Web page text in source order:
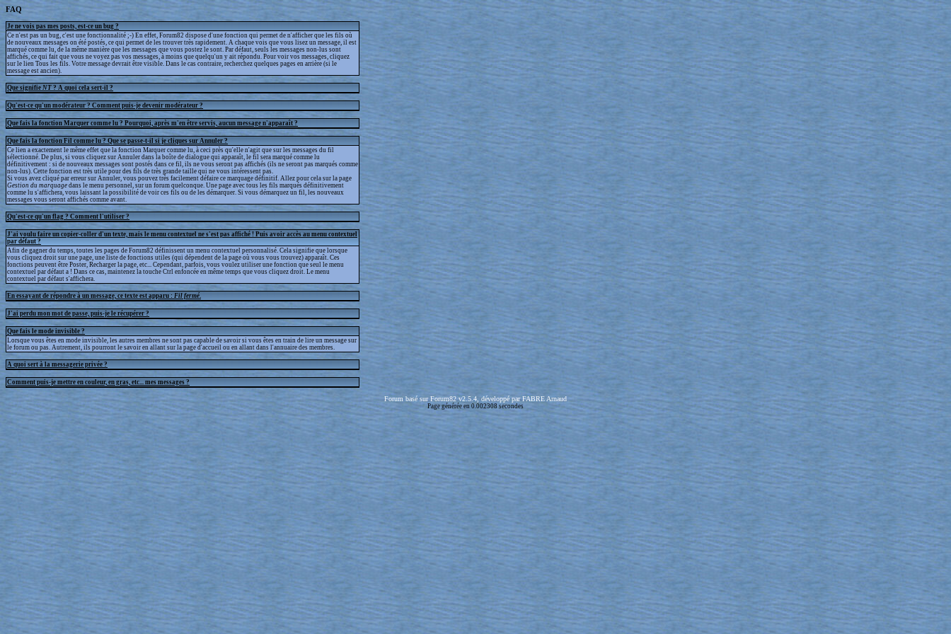
FAQ
Je ne vois pas mes posts, est-ce un bug ?
Ce n'est pas un bug, c'est une fonctionnalité ;-) En effet, Forum82 dispose d'une fonction qui permet de n'afficher que les fils où
de nouveaux messages on été postés, ce qui permet de les trouver très rapidement. A chaque vois que vous lisez un message, il est
marqué comme lu, de la même manière que les messages que vous postez le sont. Par défaut, seuls les messages non-lus sont
affichés, ce qui fait que vous ne voyez pas vos messages, à moins que quelqu'un y ait répondu. Pour voir vos messages, cliquez
sur le lien Tous les fils. Votre message devrait être visible. Dans le cas contraire, recherchez quelques pages en arrière (si le
message est ancien).
Que signifie NT ? A quoi cela sert-il ?
Qu'est-ce qu'un modérateur ? Comment puis-je devenir modérateur ?
Que fais la fonction Marquer comme lu ? Pourquoi, après m'en être servis, aucun message n'apparaît ?
Que fais la fonction Fil comme lu ? Que se passe-t-il si je cliques sur Annuler ?
Ce lien a exactement le même effet que la fonction Marquer comme lu, à ceci près qu'elle n'agit que sur les messages du fil
sélectionné. De plus, si vous cliquez sur Annuler dans la boîte de dialogue qui apparaît, le fil sera marqué comme lu
définitivement : si de nouveaux messages sont postés dans ce fil, ils ne vous seront pas affichés (ils ne seront pas marqués comme
non-lus). Cette fonction est très utile pour des fils de très grande taille qui ne vous intéressent pas.
Si vous avez cliqué par erreur sur Annuler, vous pouvez très facilement défaire ce marquage définitif. Allez pour cela sur la page
Gestion du marquage dans le menu personnel, sur un forum quelconque. Une page avec tous les fils marqués définitivement
comme lu s'affichera, vous laissant la possibilité de voir ces fils ou de les démarquer. Si vous démarquez un fil, les nouveaux
messages vous seront affichés comme avant.
Qu'est-ce qu'un flag ? Comment l'utiliser ?
J'ai voulu faire un copier-coller d'un texte, mais le menu contextuel ne s'est pas affiché ! Puis avoir accès au menu contextuel
par défaut ?
Afin de gagner du temps, toutes les pages de Forum82 définissent un menu contextuel personnalisé. Cela signifie que lorsque
vous cliquez droit sur une page, une liste de fonctions utiles (qui dépendent de la page où vous vous trouvez) apparaît. Ces
fonctions peuvent être Poster, Recharger la page, etc... Cependant, parfois, vous voulez utiliser une fonction que seul le menu
contextuel par défaut a ! Dans ce cas, maintenez la touche Ctrl enfoncée en même temps que vous cliquez droit. Le menu
contextuel par défaut s'affichera.
En essayant de répondre à un message, ce texte est apparu : Fil fermé
J'ai perdu mon mot de passe, puis-je le récupérer ?
Que fais le mode invisible ?
Lorsque vous êtes en mode invisible, les autres membres ne sont pas capable de savoir si vous êtes en train de lire un message sur
le forum ou pas. Autrement, ils pourront le savoir en allant sur la page d'accueil ou en allant dans l'annuaire des membres.
A quoi sert à la messagerie privée ?
Comment puis-je mettre en couleur, en gras, etc... mes messages ?
Forum basé sur Forum82 v2.5.4, développé par FABRE Arnaud
Page générée en 0.002308 secondes